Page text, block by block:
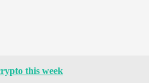
this week